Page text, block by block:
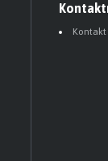
Kontakt